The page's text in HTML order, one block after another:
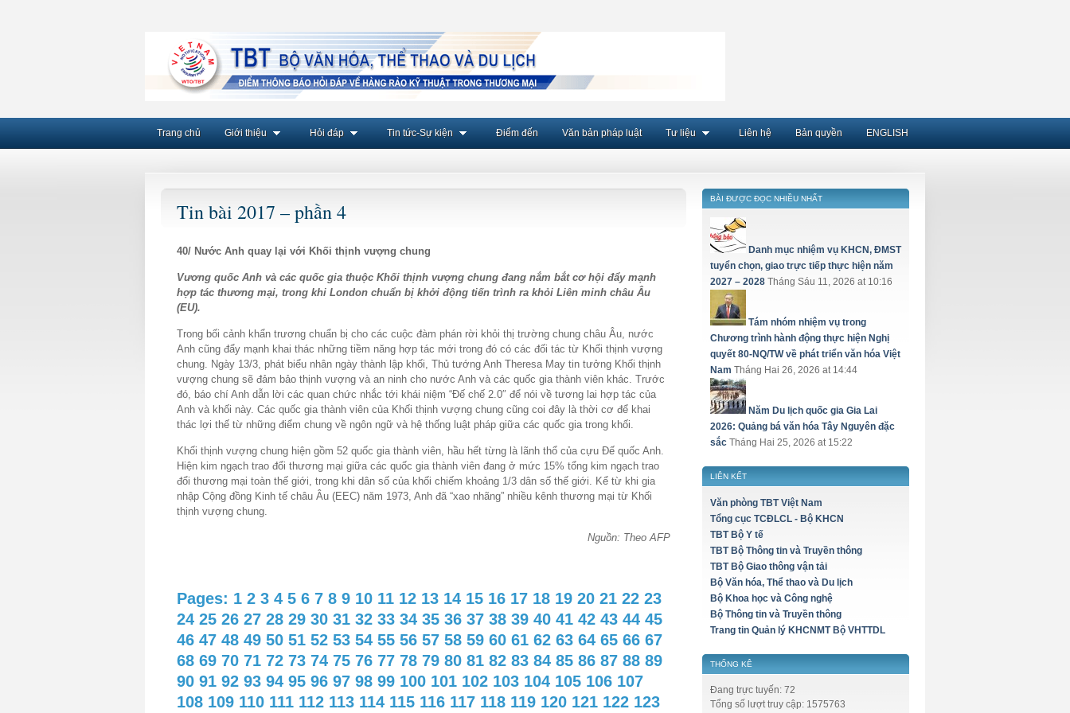
Trang chủ Giới thiệu Hỏi đáp Tin tức-Sự kiện Điểm đến Văn bản pháp luật Tư liệu Liên hệ Bản quyền ENGLISH
Tin bài 2017 – phần 4
40/ Nước Anh quay lại với Khối thịnh vượng chung
Vương quốc Anh và các quốc gia thuộc Khối thịnh vượng chung đang nắm bắt cơ hội đẩy mạnh
hợp tác thương mại, trong khi London chuẩn bị khởi động tiến trình ra khỏi Liên minh châu Âu
(EU).
Trong bối cảnh khẩn trương chuẩn bị cho các cuộc đàm phán rời khỏi thị trường chung châu Âu, nước
Anh cũng đẩy mạnh khai thác những tiềm năng hợp tác mới trong đó có các đối tác từ Khối thịnh vượng
chung. Ngày 13/3, phát biểu nhân ngày thành lập khối, Thủ tướng Anh Theresa May tin tưởng Khối thịnh
vượng chung sẽ đảm bảo thịnh vượng và an ninh cho nước Anh và các quốc gia thành viên khác. Trước
đó, báo chí Anh dẫn lời các quan chức nhắc tới khái niệm “Đế chế 2.0″ để nói về tương lai hợp tác của
Anh và khối này. Các quốc gia thành viên của Khối thịnh vượng chung cũng coi đây là thời cơ để khai
thác lợi thế từ những điểm chung về ngôn ngữ và hệ thống luật pháp giữa các quốc gia trong khối.
Khối thịnh vượng chung hiện gồm 52 quốc gia thành viên, hầu hết từng là lãnh thổ của cựu Đế quốc Anh.
Hiện kim ngạch trao đổi thương mại giữa các quốc gia thành viên đang ở mức 15% tổng kim ngạch trao
đổi thương mại toàn thế giới, trong khi dân số của khối chiếm khoảng 1/3 dân số thế giới. Kể từ khi gia
nhập Cộng đồng Kinh tế châu Âu (EEC) năm 1973, Anh đã “xao nhãng” nhiều kênh thương mại từ Khối
thịnh vượng chung.
Nguồn: Theo AFP
Pages: 1 2 3 4 5 6 7 8 9 10 11 12 13 14 15 16 17 18 19 20 21 22 23
24 25 26 27 28 29 30 31 32 33 34 35 36 37 38 39 40 41 42 43 44 45
46 47 48 49 50 51 52 53 54 55 56 57 58 59 60 61 62 63 64 65 66 67
68 69 70 71 72 73 74 75 76 77 78 79 80 81 82 83 84 85 86 87 88 89
90 91 92 93 94 95 96 97 98 99 100 101 102 103 104 105 106 107
108 109 110 111 112 113 114 115 116 117 118 119 120 121 122 123
BÀI ĐƯỢC ĐỌC NHIỀU NHẤT
Danh mục nhiệm vụ KHCN, ĐMST
tuyển chọn, giao trực tiếp thực hiện năm
2027 – 2028 Tháng Sáu 11, 2026 at 10:16
Tám nhóm nhiệm vụ trong
Chương trình hành động thực hiện Nghị
quyết 80-NQ/TW về phát triển văn hóa Việt
Nam Tháng Hai 26, 2026 at 14:44
Năm Du lịch quốc gia Gia Lai
2026: Quảng bá văn hóa Tây Nguyên đặc
sắc Tháng Hai 25, 2026 at 15:22
LIÊN KẾT
Văn phòng TBT Việt Nam
Tổng cục TCĐLCL - Bộ KHCN
TBT Bộ Y tế
TBT Bộ Thông tin và Truyền thông
TBT Bộ Giao thông vận tải
Bộ Văn hóa, Thể thao và Du lịch
Bộ Khoa học và Công nghệ
Bộ Thông tin và Truyền thông
Trang tin Quản lý KHCNMT Bộ VHTTDL
THỐNG KÊ
Đang trực tuyến: 72
Tổng số lượt truy cập: 1575763